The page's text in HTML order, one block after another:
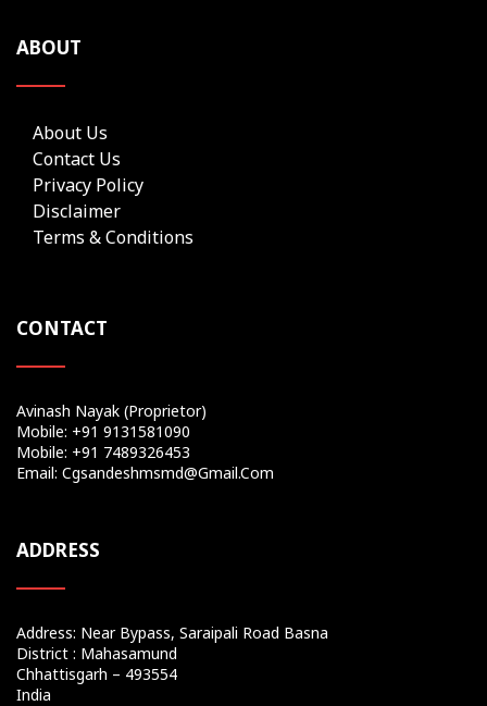
ABOUT
About Us
Contact Us
Privacy Policy
Disclaimer
Terms & Conditions
CONTACT
Avinash Nayak (Proprietor)
Mobile: +91 9131581090
Mobile: +91 7489326453
Email: Cgsandeshmsmd@gmail.com
ADDRESS
Address: Near Bypass, Saraipali Road Basna
District : Mahasamund
Chhattisgarh – 493554
India